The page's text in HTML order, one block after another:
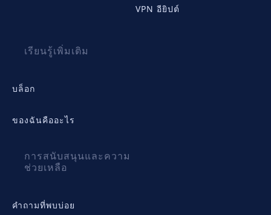
VPN อียิปต์
เรียนรู้เพิ่มเติม
บล็อก
ของฉันคืออะไร
การสนับสนุนและความ
ช่วยเหลือ
คำถามที่พบบ่อย